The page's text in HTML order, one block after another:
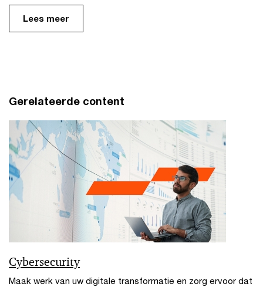
Lees meer
Gerelateerde content
Cybersecurity
Maak werk van uw digitale transformatie en zorg ervoor dat